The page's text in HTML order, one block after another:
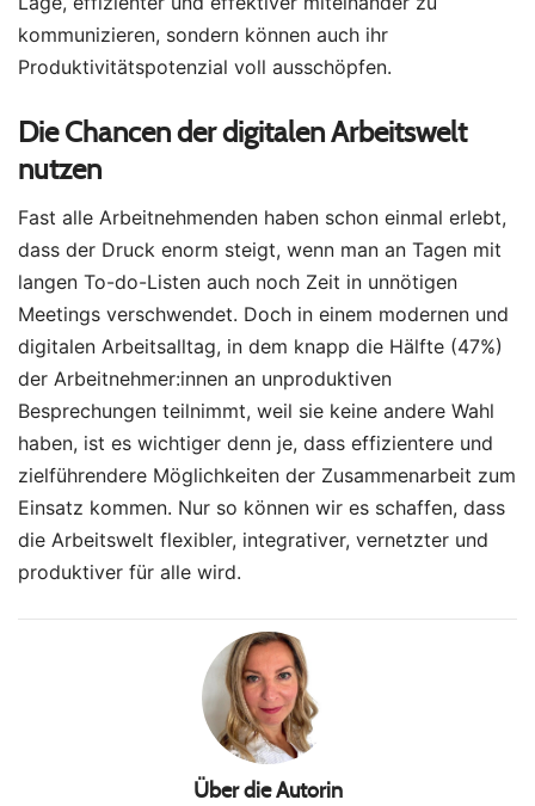
kommunizieren, sondern können auch ihr
Produktivitätspotenzial voll ausschöpfen.
Die Chancen der digitalen Arbeitswelt
nutzen
Fast alle Arbeitnehmenden haben schon einmal erlebt,
dass der Druck enorm steigt, wenn man an Tagen mit
langen To-do-Listen auch noch Zeit in unnötigen
Meetings verschwendet. Doch in einem modernen und
digitalen Arbeitsalltag, in dem knapp die Hälfte (47%)
der Arbeitnehmer:innen an unproduktiven
Besprechungen teilnimmt, weil sie keine andere Wahl
haben, ist es wichtiger denn je, dass effizientere und
zielführendere Möglichkeiten der Zusammenarbeit zum
Einsatz kommen. Nur so können wir es schaffen, dass
die Arbeitswelt flexibler, integrativer, vernetzter und
produktiver für alle wird.
Über die Autorin